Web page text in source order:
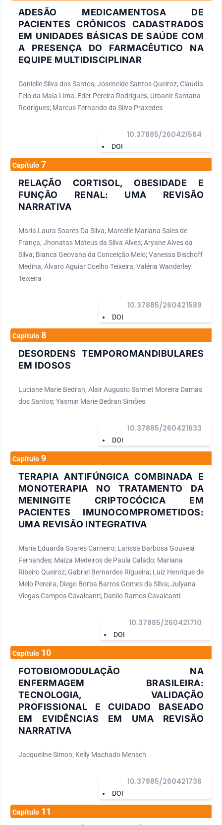
ADESÃO MEDICAMENTOSA DE
PACIENTES CRÔNICOS CADASTRADOS
EM UNIDADES BÁSICAS DE SAÚDE COM
A PRESENÇA DO FARMACÊUTICO NA
EQUIPE MULTIDISCIPLINAR
Danielle Silva dos Santos; Joseneide Santos Queiroz; Claudia
Feio da Maia Lima; Eder Pereira Rodrigues; Urbanir Santana
Rodrigues; Marcus Fernando da Silva Praxedes
DOI
10.37885/260421564
Capítulo 7
RELAÇÃO CORTISOL, OBESIDADE E
FUNÇÃO RENAL: UMA REVISÃO
NARRATIVA
Maria Laura Soares Da Silva; Marcelle Mariana Sales de
França; Jhonatas Mateus da Silva Alves; Aryane Alves da
Silva; Bianca Geovana da Conceição Melo; Vanessa Bischoff
Medina; Álvaro Aguiar Coelho Teixeira; Valéria Wanderley
Teixeira
DOI
10.37885/260421589
Capítulo 8
DESORDENS TEMPOROMANDIBULARES
EM IDOSOS
Luciane Marie Bedran; Alair Augusto Sarmet Moreira Damas
dos Santos; Yasmin Marie Bedran Simões
DOI
10.37885/260421633
Capítulo 9
TERAPIA ANTIFÚNGICA COMBINADA E
MONOTERAPIA NO TRATAMENTO DA
MENINGITE CRIPTOCÓCICA EM
PACIENTES IMUNOCOMPROMETIDOS:
UMA REVISÃO INTEGRATIVA
Maria Eduarda Soares Carneiro; Larissa Barbosa Gouveia
Fernandes; Maiza Medeiros de Paula Calado; Mariana
Ribeiro Queiroz; Gabriel Bernardes Rigueira; Luiz Henrique de
Melo Pereira; Diego Borba Barros Gomes da Silva; Julyana
Viegas Campos Cavalcanti; Danilo Ramos Cavalcanti
DOI
10.37885/260421710
Capítulo 10
FOTOBIOMODULAÇÃO NA
ENFERMAGEM BRASILEIRA:
TECNOLOGIA, VALIDAÇÃO
PROFISSIONAL E CUIDADO BASEADO
EM EVIDÊNCIAS EM UMA REVISÃO
NARRATIVA
Jacqueline Simon; Kelly Machado Mensch
DOI
10.37885/260421736
Capítulo 11